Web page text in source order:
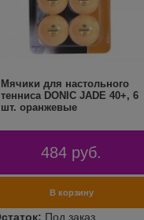
Мячики для настольного
тенниса DONIC JADE 40+, 6
шт. оранжевые
484 руб.